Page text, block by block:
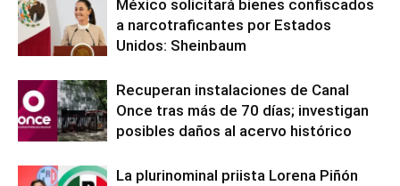
México solicitará bienes confiscados
a narcotraficantes por Estados
Unidos: Sheinbaum
Recuperan instalaciones de Canal
Once tras más de 70 días; investigan
posibles daños al acervo histórico
La plurinominal priista Lorena Piñón